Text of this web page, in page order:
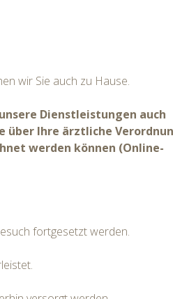
wir Sie auch zu Hause.
Dienstleistungen auch
über Ihre ärztliche
werden können (Online-
fortgesetzt werden.